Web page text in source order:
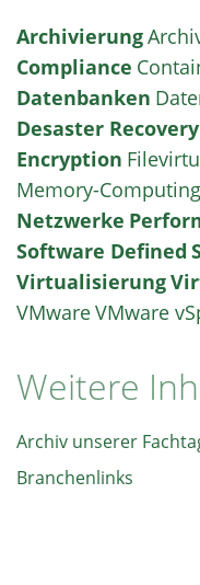
Archivierung
Compliance
Datenbanken
Desaster Recovery
Encryption
Memory-Computing
Netzwerke
Software Defined
Virtualisierung
VMwareVMware
Weitere
Archiv unserer
Branchenlinks